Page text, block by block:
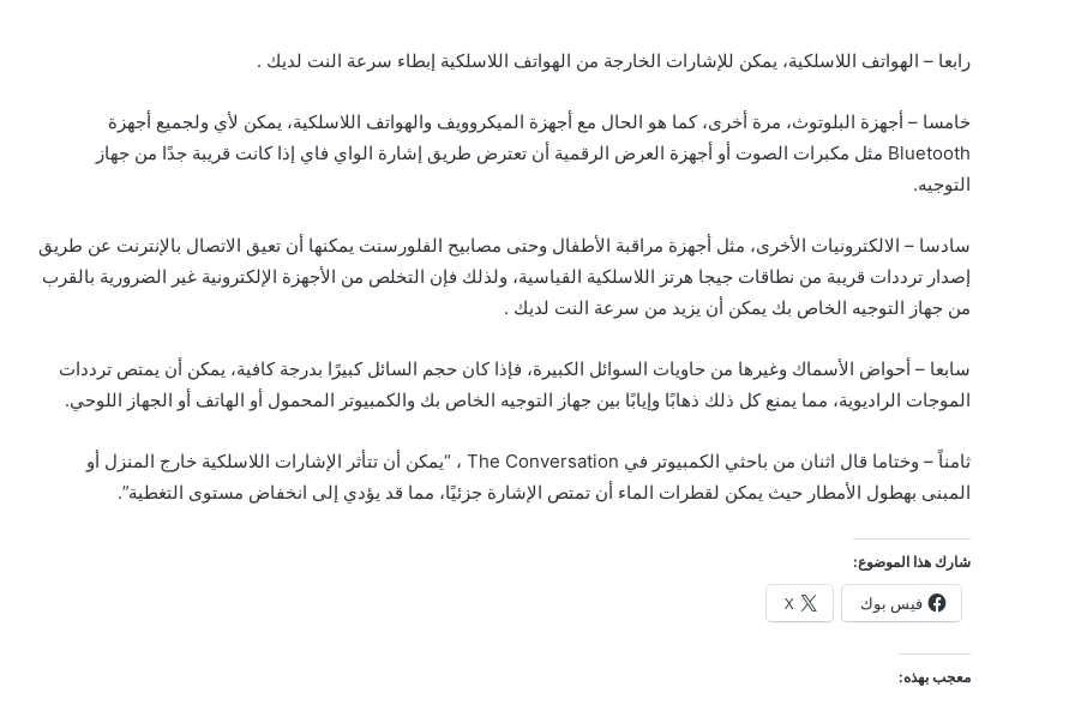
رابعا – الهواتف اللاسلكية، يمكن للإشارات الخارجة من الهواتف اللاسلكية إبطاء سرعة النت لديك .
خامسا – أجهزة البلوتوث، مرة أخرى، كما هو الحال مع أجهزة الميكروويف والهواتف اللاسلكية، يمكن لأي ولجميع أجهزة
Bluetooth مثل مكبرات الصوت أو أجهزة العرض الرقمية أن تعترض طريق إشارة الواي فاي إذا كانت قريبة جدًا من جهاز
التوجيه.
سادسا – الالكترونيات الأخرى، مثل أجهزة مراقبة الأطفال وحتى مصابيح الفلورسنت يمكنها أن تعيق الاتصال بالإنترنت عن طريق
إصدار ترددات قريبة من نطاقات جيجا هرتز اللاسلكية القياسية، ولذلك فإن التخلص من الأجهزة الإلكترونية غير الضرورية بالقرب
من جهاز التوجيه الخاص بك يمكن أن يزيد من سرعة النت لديك .
سابعا – أحواض الأسماك وغيرها من حاويات السوائل الكبيرة، فإذا كان حجم السائل كبيرًا بدرجة كافية، يمكن أن يمتص ترددات
الموجات الراديوية، مما يمنع كل ذلك ذهابًا وإيابًا بين جهاز التوجيه الخاص بك والكمبيوتر المحمول أو الهاتف أو الجهاز اللوحي.
ثامناً – وختاما قال اثنان من باحثي الكمبيوتر في The Conversation ، “يمكن أن تتأثر الإشارات اللاسلكية خارج المنزل أو
المبنى بهطول الأمطار حيث يمكن لقطرات الماء أن تمتص الإشارة جزئيًا، مما قد يؤدي إلى انخفاض مستوى التغطية”.
شارك هذا الموضوع:
فيس بوك X
معجب بهذه: